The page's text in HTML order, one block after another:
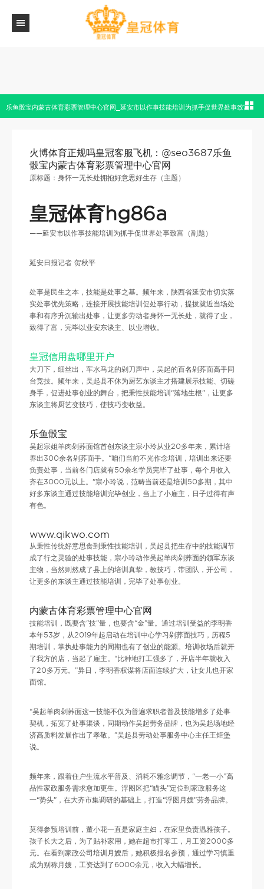
乐鱼骰宝内蒙古体育彩票管理中心官网_延安市以作事技能培训为抓手促世界处事致富
火博体育正规吗皇冠客服飞机：@seo3687乐鱼
骰宝内蒙古体育彩票管理中心官网
原标题：身怀一无长处拥抱好意思好生存（主题）
皇冠体育hg86a
——延安市以作事技能培训为抓手促世界处事致富（副题）
延安日报记者 贺秋平
处事是民生之本，技能是处事之基。频年来，陕西省延安市切实落
实处事优先策略，连接开展技能培训促处事行动，提拔就近当场处
事和有序升沉输出处事，让更多劳动者身怀一无长处，就得了业，
致得了富，完毕以业安东谈主、以业增收。
皇冠信用盘哪里开户
大刀下，细丝出，车水马龙的剁刀声中，吴起的百名剁荞面高手同
台竞技。频年来，吴起县不休为厨艺东谈主才搭建展示技能、切磋
身手，促进处事创业的舞台，把秉性技能培训“落地生根”，让更多
东谈主将厨艺变技巧，使技巧变收益。
乐鱼骰宝
吴起宗姐羊肉剁荞面馆首创东谈主宗小玲从业20多年来，累计培
养出300余名剁荞面手。“咱们当前不光作念培训，培训出来还要
负责处事，当前各门店就有50余名学员完毕了处事，每个月收入
齐在3000元以上。”宗小玲说，范畴当前还是培训50多期，其中
好多东谈主通过技能培训完毕创业，当上了小雇主，日子过得有声
有色。
www.qikwo.com
从秉性传统好意思食到秉性技能培训，吴起县把生存中的技能调节
成了行之灵验的处事技能，宗小玲动作吴起羊肉剁荞面的领军东谈
主物，当然则然成了县上的培训真挚，教技巧，带团队，开公司，
让更多的东谈主通过技能培训，完毕了处事创业。
内蒙古体育彩票管理中心官网
技能培训，既要含“技”量，也要含“金”量。通过培训受益的李明香
本年53岁，从2019年起启动在培训中心学习剁荞面技巧，历程5
期培训，掌执处事能力的同期也有了创业的能源。培训收场后就开
了我方的店，当起了雇主。“比种地打工强多了，开店半年就收入
了20多万元。”异日，李明香权谋将店面连续扩大，让女儿也开家
面馆。
“吴起羊肉剁荞面这一技能不仅为普遍求职者普及技能增多了处事
契机，拓宽了处事渠谈，同期动作吴起劳务品牌，也为吴起场地经
济高质料发展作出了孝敬。”吴起县劳动处事服务中心主任王炬堡
说。
频年来，跟着住户生流水平普及、消耗不雅念调节，“一老一小”高
品性家政服务需求愈加更生。浮图区把“瞄头”定位到家政服务这
一“势头”，在大齐市集调研的基础上，打造“浮图月嫂”劳务品牌。
莫得参预培训前，董小花一直是家庭主妇，在家里负责温雅孩子。
孩子长大之后，为了贴补家用，她在超市打零工，月工资2000多
元。在看到家政公司培训月嫂后，她积极报名参预，通过学习慎重
成为别称月嫂，工资达到了6000余元，收入大幅增长。